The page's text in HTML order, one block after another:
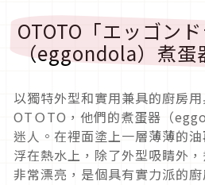
OTOTO「エッゴン
（eggondola）煮蛋
以獨特外型和實用兼具的廚房
OTＯTO，他們的煮蛋器（
迷人。在裡面塗上一層薄薄的
浮在熱水上，除了外型吸睛外
非常漂亮，是個具有實力派的